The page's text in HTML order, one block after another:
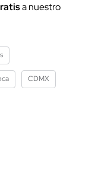
a nuestro
CDMX